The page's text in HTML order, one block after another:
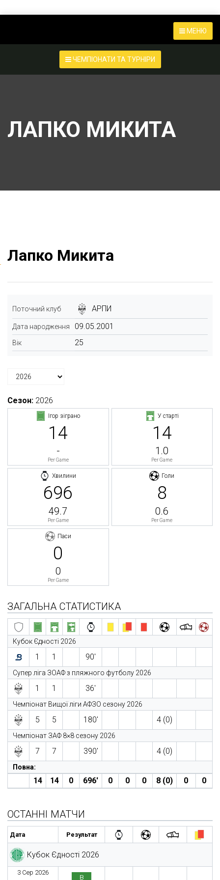
МЕНЮ
ЧЕМПІОНАТИ ТА ТУРНІРИ
ЛАПКО МИКИТА
Лапко Микита
Поточний клуб АРПИ
Дата народження 09.05.2001
Вік 25
Сезон: 2026
Ігор зіграно
14
-
Per Game
У старті
14
1.0
Per Game
Хвилини
696
49.7
Per Game
Голи
8
0.6
Per Game
Паси
0
0
Per Game
ЗАГАЛЬНА СТАТИСТИКА
Кубок Єдності 2026
1 1 90′
Супер ліга ЗОАФ з пляжного футболу 2026
1 1 36′
Чемпіонат Вищої ліги АФЗО сезону 2026
5 5 180′ 4 (0)
Чемпіонат ЗАФ 8×8 сезону 2026
7 7 390′ 4 (0)
Повна:
14 14 0 696′ 0 0 0 8 (0) 0 0
ОСТАННІ МАТЧИ
Дата Результат
Кубок Єдності 2026
3 Сер 2026 в